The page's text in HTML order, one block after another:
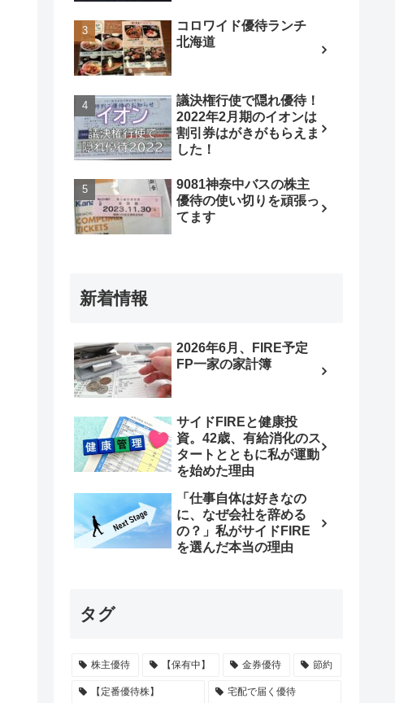
コロワイド優待ランチ
北海道
議決権行使で隠れ優待！
2022年2月期のイオンは
割引券はがきがもらえま
した！
9081神奈中バスの株主
優待の使い切りを頑張っ
てます
新着情報
2026年6月、FIRE予定
FP一家の家計簿
サイドFIREと健康投
資。42歳、有給消化のス
タートとともに私が運動
を始めた理由
「仕事自体は好きなの
に、なぜ会社を辞める
の？」私がサイドFIRE
を選んだ本当の理由
タグ
株主優待 【保有中】 金券優待 節約
【定番優待株】 宅配で届く優待